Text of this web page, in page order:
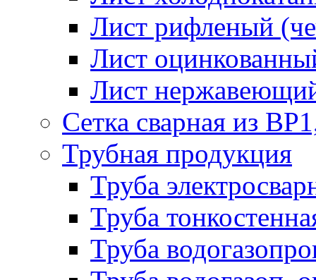
Лист рифленый
Лист
Лист
Сетка сварная из
Трубная продукция
Труба
Труба
Труба